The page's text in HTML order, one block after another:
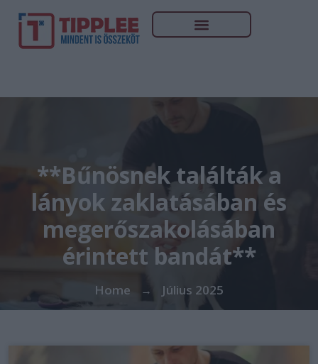
**Bűnösnek találták a
lányok zaklatásában és
megerőszakolásában
érintett bandát**
Home → Július 2025